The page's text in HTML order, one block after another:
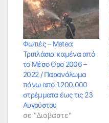
Φωτιές – Meteo:
Τριπλάσια καμένα από
το Μέσο Ορο 2006 –
2022 / Παρανάλωμα
πάνω από 1.200.000
στρέμματα έως τις 23
Αυγούστου
σε "Διαβάστε"